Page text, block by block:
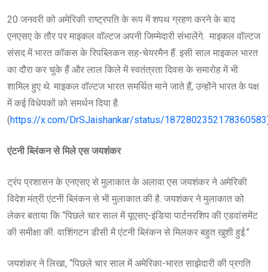
20 जनवरी को अमेरिकी राष्ट्रपति के रूप में शपथ ग्रहण करने के बाद
एनएसए के तौर पर माइकल वॉल्टज अपनी जिम्मेदारी संभालेंगे. माइकल वॉल्टज
संसद में भारत कॉकस के रिपब्लिकन सह-चेयरमैन हैं. इसी साल माइकल भारत
का दौरा कर चुके हैं और लाल किले में स्वतंत्रता दिवस के समारोह में भी
शामिल हुए थे. माइकल वॉल्टज भारत समर्थित माने जाते हैं, उन्होंने भारत के पक्ष
में कई विधेयकों को समर्थन दिया है.
(https://x.com/DrSJaishankar/status/1872802352178360583
एंटनी ब्लिंकन से मिले एस जयशंकर
ट्रंप प्रशासन के एनएसए से मुलाकात के अलावा एस जयशंकर ने अमेरिकी
विदेश मंत्री एंटनी ब्लिंकन से भी मुलाकात की है. जयशंकर ने मुलाकात को
लेकर बताया कि “पिछले चार साल में यूएसए-इंडिया पार्टनरशिप की एडवांसमेंट
की समीक्षा की. वाशिंगटन डीसी में एंटनी ब्लिंकन से मिलकर बहुत खुशी हुई.”
जयशंकर ने लिखा, “पिछले चार साल में अमेरिका-भारत साझेदारी की प्रगति